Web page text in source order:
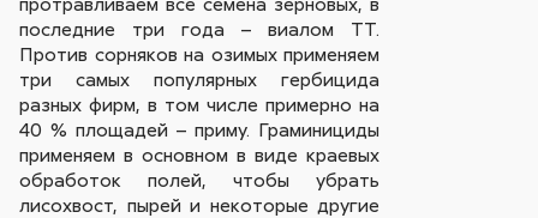
последние три года – виалом ТТ.
Против сорняков на озимых применяем
три самых популярных гербицида
разных фирм, в том числе примерно на
40 % площадей – приму. Граминициды
применяем в основном в виде краевых
обработок полей, чтобы убрать
лисохвост, пырей и некоторые другие